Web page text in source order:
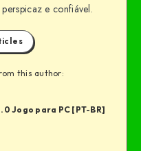
e confiável.
this author:
Jogo para PC [PT-BR]